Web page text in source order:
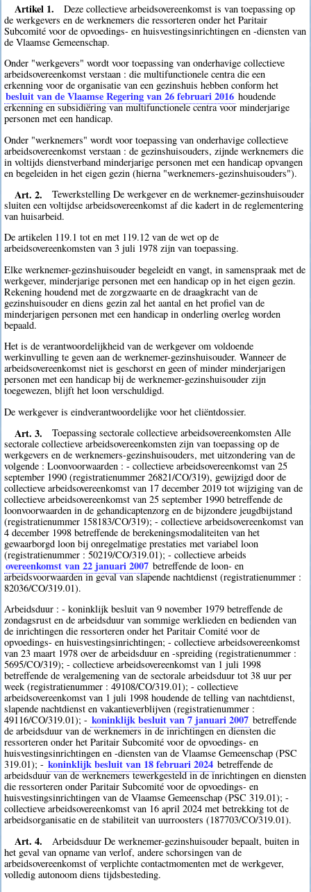
Artikel 1.
Deze collectieve arbeidsovereenkomst is van toepassing op
de werkgevers en de werknemers die ressorteren onder het Paritair
Subcomité voor de opvoedings- en huisvestingsinrichtingen en -diensten van
de Vlaamse Gemeenschap.
Onder "werkgevers" wordt voor toepassing van onderhavige collectieve
arbeidsovereenkomst verstaan : die multifunctionele centra die een
erkenning voor de organisatie van een gezinshuis hebben conform het
besluit van de Vlaamse Regering van 26 februari 2016 houdende
erkenning en subsidiëring van multifunctionele centra voor minderjarige
personen met een handicap.
Onder "werknemers" wordt voor toepassing van onderhavige collectieve
arbeidsovereenkomst verstaan : de gezinshuisouders, zijnde werknemers die
in voltijds dienstverband minderjarige personen met een handicap opvangen
en begeleiden in het eigen gezin (hierna "werknemers-gezinshuisouders").
Art. 2.
Tewerkstelling De werkgever en de werknemer-gezinshuisouder
sluiten een voltijdse arbeidsovereenkomst af die kadert in de reglementering
van huisarbeid.
De artikelen 119.1 tot en met 119.12 van de wet op de
arbeidsovereenkomsten van 3 juli 1978 zijn van toepassing.
Elke werknemer-gezinshuisouder begeleidt en vangt, in samenspraak met de
werkgever, minderjarige personen met een handicap op in het eigen gezin.
Rekening houdend met de zorgzwaarte en de draagkracht van de
gezinshuisouder en diens gezin zal het aantal en het profiel van de
minderjarigen personen met een handicap in onderling overleg worden
bepaald.
Het is de verantwoordelijkheid van de werkgever om voldoende
werkinvulling te geven aan de werknemer-gezinshuisouder. Wanneer de
arbeidsovereenkomst niet is geschorst en geen of minder minderjarigen
personen met een handicap bij de werknemer-gezinshuisouder zijn
toegewezen, blijft het loon verschuldigd.
De werkgever is eindverantwoordelijke voor het cliëntdossier.
Art. 3.
Toepassing sectorale collectieve arbeidsovereenkomsten Alle
sectorale collectieve arbeidsovereenkomsten zijn van toepassing op de
werkgevers en de werknemers-gezinshuisouders, met uitzondering van de
volgende : Loonvoorwaarden : - collectieve arbeidsovereenkomst van 25
september 1990 (registratienummer 26821/CO/319), gewijzigd door de
collectieve arbeidsovereenkomst van 17 december 2019 tot wijziging van de
collectieve arbeidsovereenkomst van 25 september 1990 betreffende de
loonvoorwaarden in de gehandicaptenzorg en de bijzondere jeugdbijstand
(registratienummer 158183/CO/319); - collectieve arbeidsovereenkomst van
4 december 1998 betreffende de berekeningsmodaliteiten van het
gewaarborgd loon bij onregelmatige prestaties met variabel loon
(registratienummer : 50219/CO/319.01); - collectieve arbeids
overeenkomst van 22 januari 2007 betreffende de loon- en
arbeidsvoorwaarden in geval van slapende nachtdienst (registratienummer :
82036/CO/319.01).
Arbeidsduur : - koninklijk besluit van 9 november 1979 betreffende de
zondagsrust en de arbeidsduur van sommige werklieden en bedienden van
de inrichtingen die ressorteren onder het Paritair Comité voor de
opvoedings- en huisvestingsinrichtingen; - collectieve arbeidsovereenkomst
van 23 maart 1978 over de arbeidsduur en -spreiding (registratienummer :
5695/CO/319); - collectieve arbeidsovereenkomst van 1 juli 1998
betreffende de veralgemening van de sectorale arbeidsduur tot 38 uur per
week (registratienummer : 49108/CO/319.01); - collectieve
arbeidsovereenkomst van 1 juli 1998 houdende de telling van nachtdienst,
slapende nachtdienst en vakantieverblijven (registratienummer :
49116/CO/319.01); - koninklijk besluit van 7 januari 2007 betreffende
de arbeidsduur van de werknemers in de inrichtingen en diensten die
ressorteren onder het Paritair Subcomité voor de opvoedings- en
huisvestingsinrichtingen en -diensten van de Vlaamse Gemeenschap (PSC
319.01); - koninklijk besluit van 18 februari 2024 betreffende de
arbeidsduur van de werknemers tewerkgesteld in de inrichtingen en diensten
die ressorteren onder Paritair Subcomité voor de opvoedings- en
huisvestingsinrichtingen van de Vlaamse Gemeenschap (PSC 319.01); -
collectieve arbeidsovereenkomst van 16 april 2024 met betrekking tot de
arbeidsorganisatie en de stabiliteit van uurroosters (187703/CO/319.01).
Art. 4.
Arbeidsduur De werknemer-gezinshuisouder bepaalt, buiten in
het geval van opname van verlof, andere schorsingen van de
arbeidsovereenkomst of verplichte contactmomenten met de werkgever,
volledig autonoom diens tijdsbesteding.